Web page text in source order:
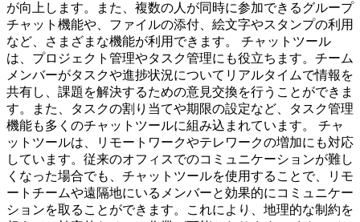
が向上します。また、複数の人が同時に参加できるグループ
チャット機能や、ファイルの添付、絵文字やスタンプの利用
など、さまざまな機能が利用できます。 チャットツール
は、プロジェクト管理やタスク管理にも役立ちます。チーム
メンバーがタスクや進捗状況についてリアルタイムで情報を
共有し、課題を解決するための意見交換を行うことができま
す。また、タスクの割り当てや期限の設定など、タスク管理
機能も多くのチャットツールに組み込まれています。 チャ
ットツールは、リモートワークやテレワークの増加にも対応
しています。従来のオフィスでのコミュニケーションが難し
くなった場合でも、チャットツールを使用することで、リモ
ートチームや遠隔地にいるメンバーと効果的にコミュニケー
ションを取ることができます。これにより、地理的な制約を